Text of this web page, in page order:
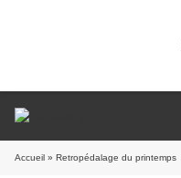
Accueil » Retropédalage du printemps